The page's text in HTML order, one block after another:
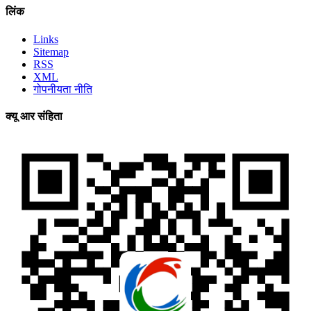
लिंक
Links
Sitemap
RSS
XML
गोपनीयता नीति
क्यू आर संहिता